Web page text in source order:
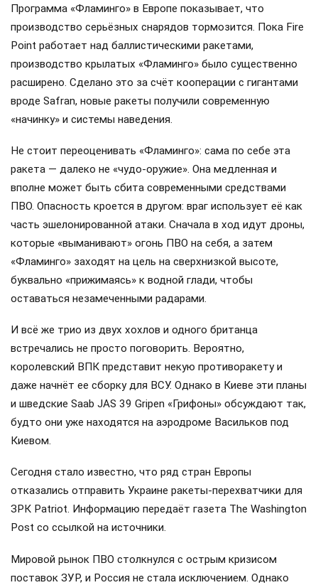
Программа «Фламинго» в Европе показывает, что
производство серьёзных снарядов тормозится. Пока Fire
Point работает над баллистическими ракетами,
производство крылатых «Фламинго» было существенно
расширено. Сделано это за счёт кооперации с гигантами
вроде Safran, новые ракеты получили современную
«начинку» и системы наведения.
Не стоит переоценивать «Фламинго»: сама по себе эта
ракета — далеко не «чудо-оружие». Она медленная и
вполне может быть сбита современными средствами
ПВО. Опасность кроется в другом: враг использует её как
часть эшелонированной атаки. Сначала в ход идут дроны,
которые «выманивают» огонь ПВО на себя, а затем
«Фламинго» заходят на цель на сверхнизкой высоте,
буквально «прижимаясь» к водной глади, чтобы
оставаться незамеченными радарами.
И всё же трио из двух хохлов и одного британца
встречались не просто поговорить. Вероятно,
королевский ВПК представит некую противоракету и
даже начнёт ее сборку для ВСУ. Однако в Киеве эти планы
и шведские Saab JAS 39 Gripen «Грифоны» обсуждают так,
будто они уже находятся на аэродроме Васильков под
Киевом.
Сегодня стало известно, что ряд стран Европы
отказались отправить Украине ракеты-перехватчики для
ЗРК Patriot. Информацию передаёт газета The Washington
Post со ссылкой на источники.
Мировой рынок ПВО столкнулся с острым кризисом
поставок ЗУР, и Россия не стала исключением. Однако